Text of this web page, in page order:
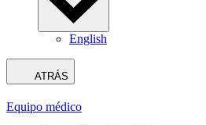
English
ATRÁS
Equipo médico